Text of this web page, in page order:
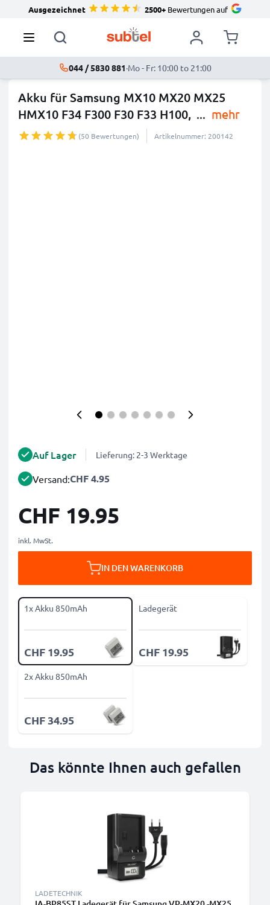
Ausgezeichnet 2500+Bewertungen auf
044 / 5830 881·Mo - Fr: 10:00 to 21:00
Akku für Samsung MX10 MX20 MX25
HMX10 F34 F300 F30 F33 H100, ... mehr
(50 Bewertungen) Artikelnummer: 200142
Auf Lager Lieferung: 2-3 Werktage
Versand:CHF 4.95
CHF 19.95
inkl. MwSt.
IN DEN WARENKORB
1x Akku 850mAh
CHF 19.95
Ladegerät
CHF 19.95
2x Akku 850mAh
CHF 34.95
Das könnte Ihnen auch gefallen
LADETECHNIK